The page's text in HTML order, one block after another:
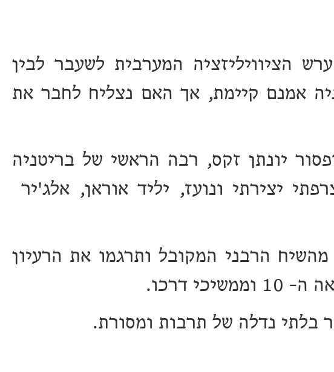
הציוויליזציה המערבית לשעבר לבין
אמנם קיימת, אך האם נצליח לחבר את
יונתן זקס, רבה הראשי של בריטניה
צרפתי יצירתי ונועז, יליד אוראן, אלג'יר
הרבני המקובל ותרגמו את הרעיון
דרכו.
בלתי נדלה של תרבות ומסורת.